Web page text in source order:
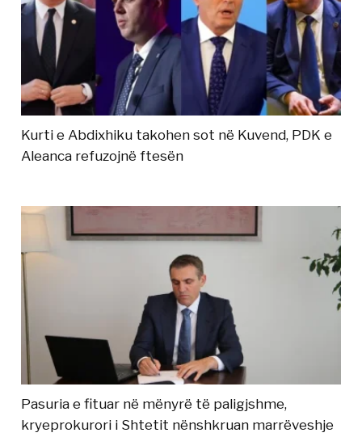
Kurti e Abdixhiku takohen sot në Kuvend, PDK e
Aleanca refuzojnë ftesën
Pasuria e fituar në mënyrë të paligjshme,
kryeprokurori i Shtetit nënshkruan marrëveshje